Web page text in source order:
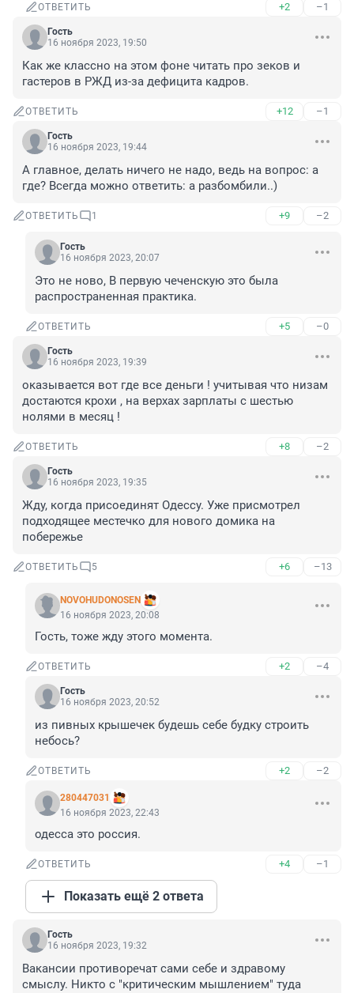
ОТВЕТИТЬ +2 –1
Гость
16 ноября 2023, 19:50
Как же классно на этом фоне читать про зеков и
гастеров в РЖД из-за дефицита кадров.
ОТВЕТИТЬ +12 –1
Гость
16 ноября 2023, 19:44
А главное, делать ничего не надо, ведь на вопрос: а
где? Всегда можно ответить: а разбомбили..)
ОТВЕТИТЬ 1 +9 –2
Гость
16 ноября 2023, 20:07
Это не ново, В первую чеченскую это была
распространенная практика.
ОТВЕТИТЬ +5 –0
Гость
16 ноября 2023, 19:39
оказывается вот где все деньги ! учитывая что низам
достаются крохи , на верхах зарплаты с шестью
нолями в месяц !
ОТВЕТИТЬ +8 –2
Гость
16 ноября 2023, 19:35
Жду, когда присоединят Одессу. Уже присмотрел
подходящее местечко для нового домика на
побережье
ОТВЕТИТЬ 5 +6 –13
NOVOHUDONOSEN
16 ноября 2023, 20:08
Гость, тоже жду этого момента.
ОТВЕТИТЬ +2 –4
Гость
16 ноября 2023, 20:52
из пивных крышечек будешь себе будку строить
небось?
ОТВЕТИТЬ +2 –2
280447031
16 ноября 2023, 22:43
одесса это россия.
ОТВЕТИТЬ +4 –1
Показать ещё 2 ответа
Гость
16 ноября 2023, 19:32
Вакансии противоречат сами себе и здравому
смыслу. Никто с "критическим мышлением" туда